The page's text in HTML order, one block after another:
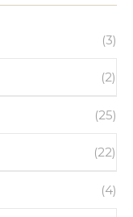
(3)
(2)
(25)
(22)
(4)